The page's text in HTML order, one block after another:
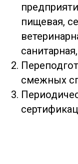
пищевая,
смежных